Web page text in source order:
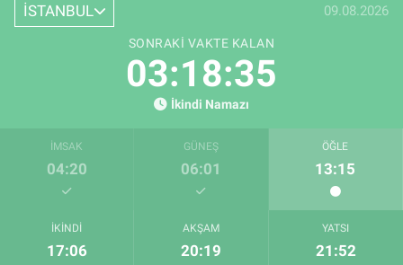
İSTANBUL 09.08.2026
SONRAKI VAKTE KALAN
03:18:34
İkindi Namazı
İMSAK
04:20
GÜNEŞ
06:01
ÖĞLE
13:15
İKINDI
17:06
AKŞAM
20:19
YATSI
21:52